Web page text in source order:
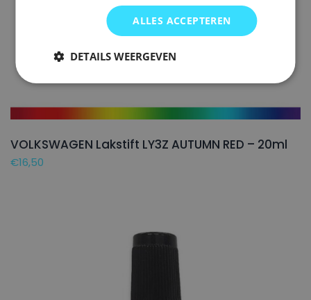
VOLKSWAGEN Lakstift LY3Z AUTUMN RED – 20ml
€16,50
ALLES ACCEPTEREN
DETAILS WEERGEVEN